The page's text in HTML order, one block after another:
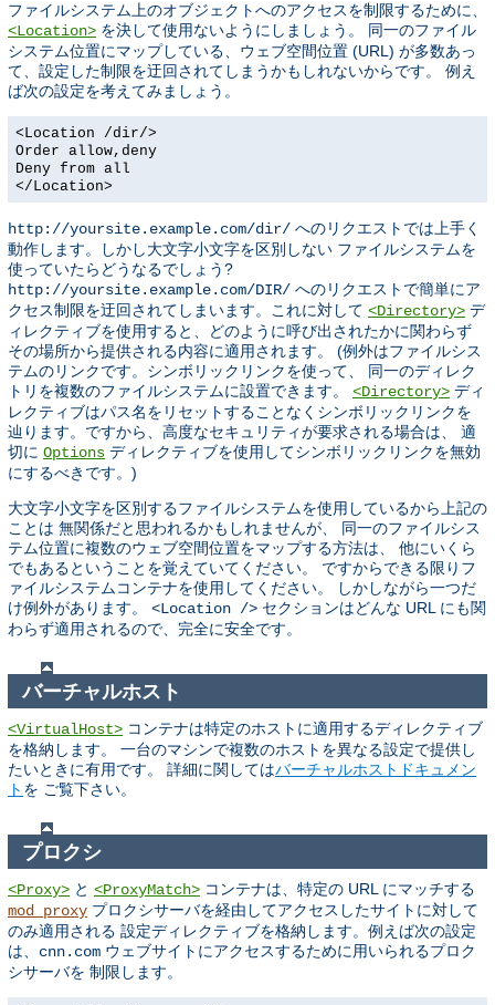
ファイルシステム上のオブジェクトへのアクセスを制限するために、
<Location> を決して使用ないようにしましょう。 同一のファイル
システム位置にマップしている、ウェブ空間位置 (URL) が多数あっ
て、設定した制限を迂回されてしまうかもしれないからです。 例え
ば次の設定を考えてみましょう。
<Location /dir/>
Order allow,deny
Deny from all
</Location>
http://yoursite.example.com/dir/ へのリクエストでは上手く
動作します。しかし大文字小文字を区別しない ファイルシステムを
使っていたらどうなるでしょう?
http://yoursite.example.com/DIR/ へのリクエストで簡単にア
クセス制限を迂回されてしまいます。これに対して <Directory> デ
ィレクティブを使用すると、どのように呼び出されたかに関わらず
その場所から提供される内容に適用されます。 (例外はファイルシス
テムのリンクです。シンボリックリンクを使って、 同一のディレク
トリを複数のファイルシステムに設置できます。 <Directory> ディ
レクティブはパス名をリセットすることなくシンボリックリンクを
辿ります。ですから、高度なセキュリティが要求される場合は、 適
切に Options ディレクティブを使用してシンボリックリンクを無効
にするべきです。)
大文字小文字を区別するファイルシステムを使用しているから上記の
ことは 無関係だと思われるかもしれませんが、 同一のファイルシス
テム位置に複数のウェブ空間位置をマップする方法は、 他にいくら
でもあるということを覚えていてください。 ですからできる限りフ
ァイルシステムコンテナを使用してください。 しかしながら一つだ
け例外があります。 <Location /> セクションはどんな URL にも関
わらず適用されるので、完全に安全です。
バーチャルホスト
<VirtualHost> コンテナは特定のホストに適用するディレクティブ
を格納します。 一台のマシンで複数のホストを異なる設定で提供し
たいときに有用です。 詳細に関してはバーチャルホストドキュメン
ト を ご覧下さい。
プロクシ
<Proxy> と <ProxyMatch> コンテナは、特定の URL にマッチする
mod_proxy プロクシサーバを経由してアクセスしたサイトに対して
のみ適用される 設定ディレクティブを格納します。例えば次の設定
は、 cnn.com ウェブサイトにアクセスするために用いられるプロク
シサーバを 制限します。